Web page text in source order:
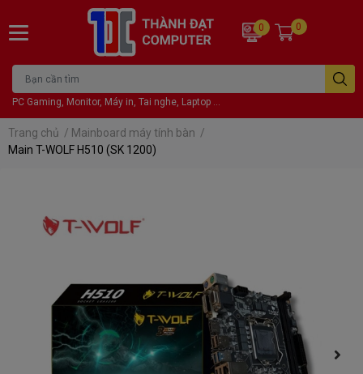
PC Gaming, Monitor, Máy in, Tai nghe, Laptop ...
0 0
Trang chủ / Mainboard máy tính bàn /
Main T-WOLF H510 (SK 1200)